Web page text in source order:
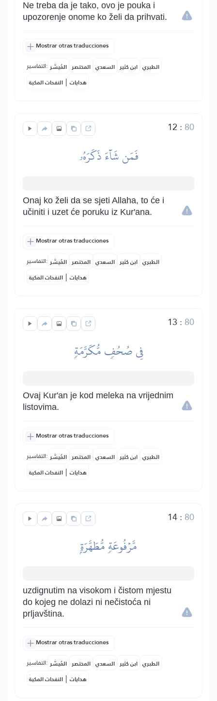
Ne treba da je tako, ovo je pouka i
upozorenje onome ko želi da prihvati.
Mostrar otras traducciones
التفاسير: المُيسَّر المختصر السعدي ابن كثير الطبري
النفحات المكية | هدايات
12 : 80
فَمَن شَآءَ ذَكَرَهُۥ
Onaj ko želi da se sjeti Allaha, to će i
učiniti i uzet će poruku iz Kur'ana.
Mostrar otras traducciones
التفاسير: المُيسَّر المختصر السعدي ابن كثير الطبري
النفحات المكية | هدايات
13 : 80
فِي صُحُفٖ مُّكَرَّمَةٖ
Ovaj Kur'an je kod meleka na vrijednim
listovima.
Mostrar otras traducciones
التفاسير: المُيسَّر المختصر السعدي ابن كثير الطبري
النفحات المكية | هدايات
14: 80
مَّرۡفُوعَةٖ مُّطَهَّرَةِۭ
uzdignutim na visokom i čistom mjestu
do kojeg ne dolazi ni nečistoća ni
prljavština.
Mostrar otras traducciones
التفاسير: المُيسَّر المختصر السعدي ابن كثير الطبري
النفحات المكية | هدايات